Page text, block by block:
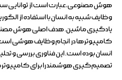
هوش مصنوعی، عبارت است از توانایی
وظایف شبیه به انسان با استفاده از
یادگیری ماشین. هدف اصلی هوش
کامپیوترها در انجام وظایف هوشی است
انسان بوده است. این فناوری بررسی و
تصمیم‌گیری هوشمند را برای